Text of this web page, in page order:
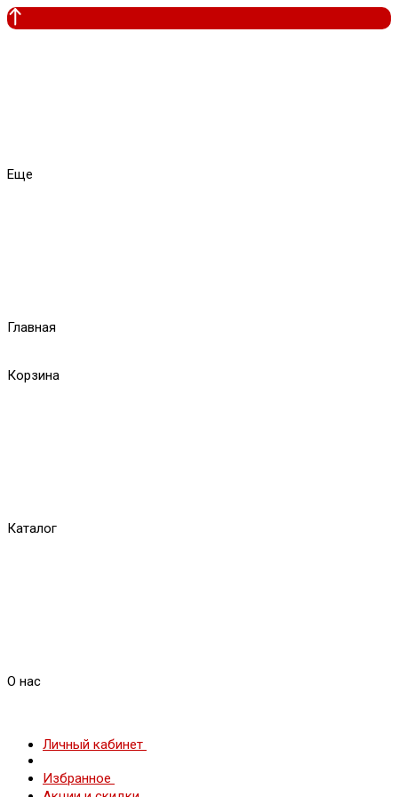
Еще
Главная
Корзина
Каталог
О нас
Личный кабинет
Избранное